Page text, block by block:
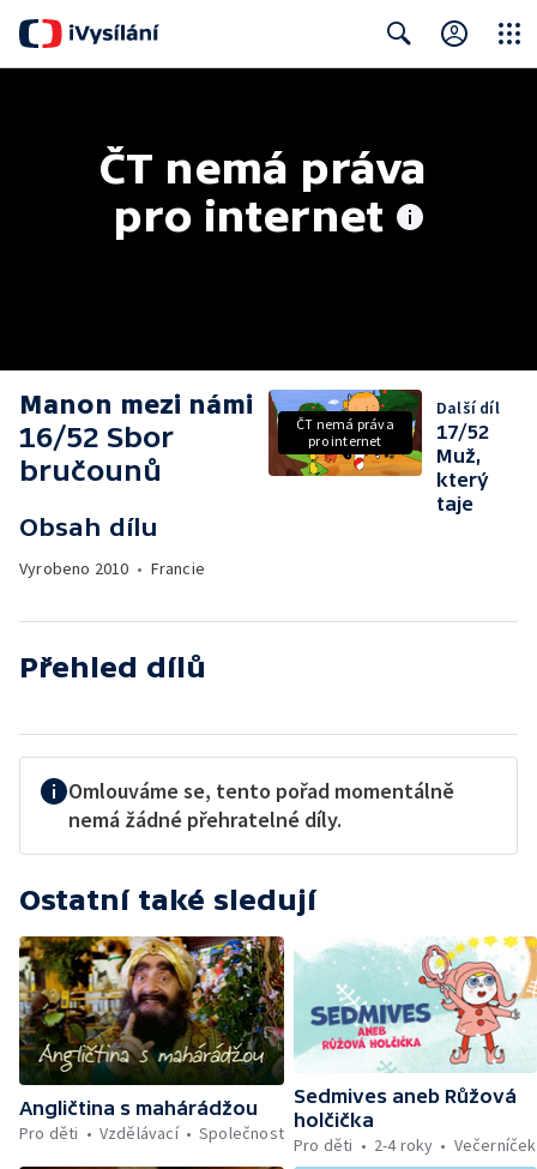
ČT nemá práva
pro internet
Manon mezi námi
16/52 Sbor
bručounů
Obsah dílu
Vyrobeno 2010 • Francie
ČT nemá práva
pro internet
Další díl
17/52
Muž,
který
taje
Přehled dílů
Omlouváme se, tento pořad momentálně
nemá žádné přehratelné díly.
Ostatní také sledují
Angličtina s mahárádžou
Pro děti
Vzdělávací Společnost
Sedmives aneb Růžová
holčička
Pro děti
2-4 roky Večerníček